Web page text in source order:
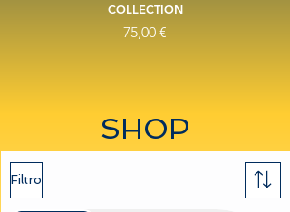
COLLECTION
Precio
75,00 €
SHOP
Filtro